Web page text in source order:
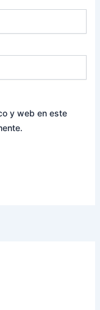
y web en este